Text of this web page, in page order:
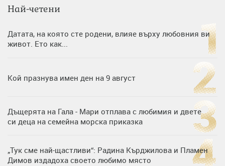
Най-четени
Датата, на която сте родени, влияе върху любовния ви
живот. Ето как...
Кой празнува имен ден на 9 август
Дъщерята на Гала - Мари отплава с любимия и двете
си деца на семейна морска приказка
„Тук сме най-щастливи“: Радина Кърджилова и Пламен
Димов издадоха своето любимо място